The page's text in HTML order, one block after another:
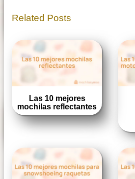
Related Posts
Las 10 mejores
mochilas reflectantes